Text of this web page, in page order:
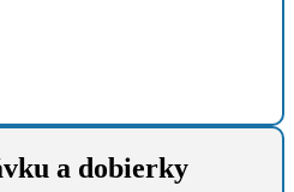
a dobierky